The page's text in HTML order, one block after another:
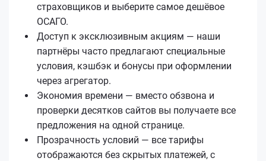
страховщиков и выберите самое дешёвое
ОСАГО.
Доступ к эксклюзивным акциям — наши
партнёры часто предлагают специальные
условия, кэшбэк и бонусы при оформлении
через агрегатор.
Экономия времени — вместо обзвона и
проверки десятков сайтов вы получаете все
предложения на одной странице.
Прозрачность условий — все тарифы
отображаются без скрытых платежей, с